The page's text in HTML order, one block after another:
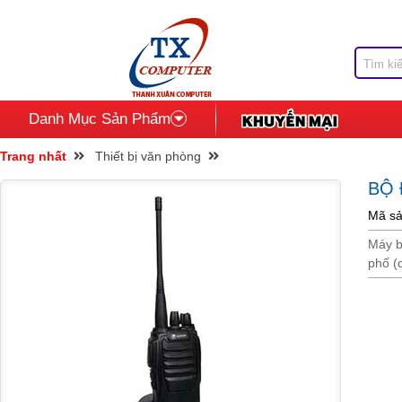
Danh Mục Sản Phẩm
Trang nhất Thiết bị văn phòng
BỘ
Mã
Máy
phố